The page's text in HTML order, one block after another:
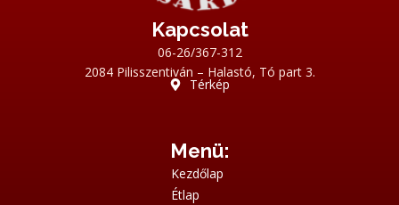
Kapcsolat
06-26/367-312
2084 Pilisszentiván – Halastó, Tó part 3.
Térkép
Menü:
Kezdőlap
Étlap